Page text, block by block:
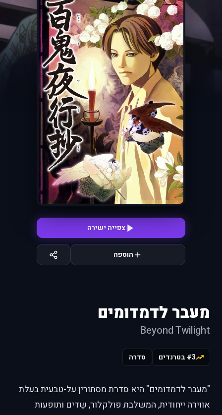
צפייה ישירה
הוספה
מעבר לדמדומים
Beyond Twilight
#3 בטרנדים סדרה
"מעבר לדמדומים" היא סדרת מסתורין על-טבעית בעלת
אווירה ייחודית, המשלבת פולקלור, שֵדים ותופעות